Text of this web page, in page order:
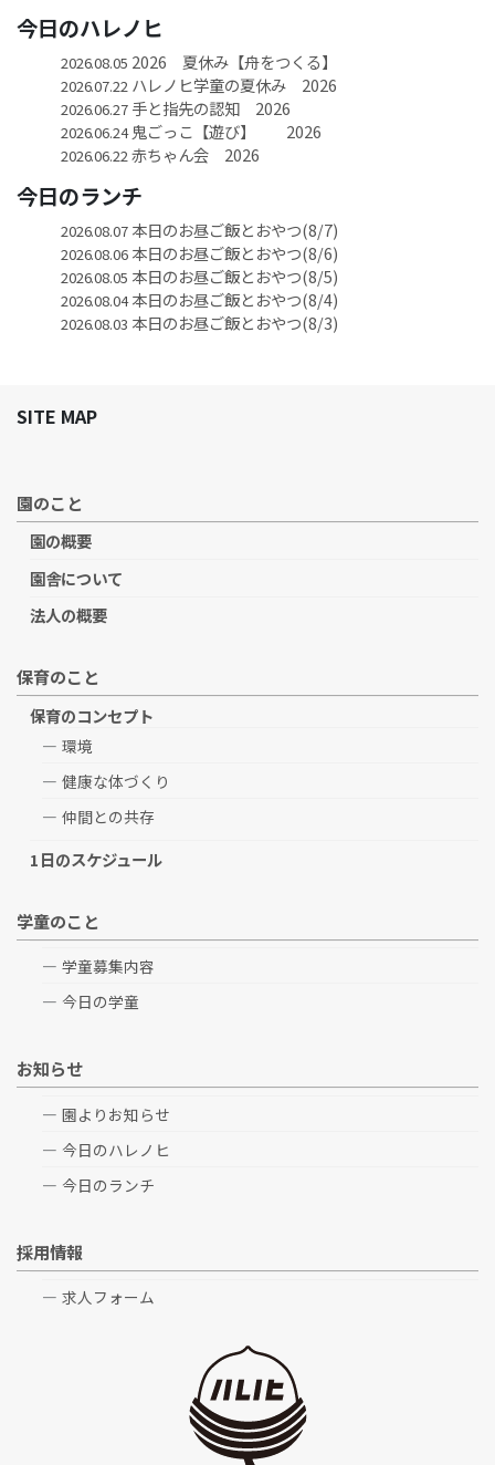
今日のハレノヒ
2026.08.05 2026 夏休み【舟をつくる】
2026.07.22ハレノヒ学童の夏休み 2026
2026.06.27手と指先の認知 2026
2026.06.24鬼ごっこ【遊び】 2026
2026.06.22赤ちゃん会 2026
今日のランチ
2026.08.07本日のお昼ご飯とおやつ(8/7)
2026.08.06本日のお昼ご飯とおやつ(8/6)
2026.08.05 本日のお昼ご飯とおやつ(8/5)
2026.08.04本日のお昼ご飯とおやつ(8/4)
2026.08.03 本日のお昼ご飯とおやつ(8/3)
SITE MAP
園のこと
園の概要
園舎について
法人の概要
保育のこと
保育のコンセプト
環境
健康な体づくり
仲間との共存
1日のスケジュール
学童のこと
学童募集内容
今日の学童
お知らせ
園よりお知らせ
今日のハレノヒ
今日のランチ
採用情報
求人フォーム